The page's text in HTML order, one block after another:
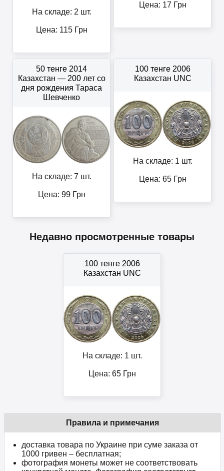
На складе: 2 шт.
Цена: 115Грн
Цена: 17 Грн
50 тенге 2014
Казахстан — 200 лет со
дня рождения Тараса
Шевченко
На складе: 7 шт.
Цена: 99Грн
100 тенге 2006
Казахстан UNC
На складе: 1 шт.
Цена: 65Грн
Недавно просмотренные товары
100 тенге 2006
Казахстан UNC
На складе: 1 шт.
Цена: 65Грн
Правила и примечания
доставка товара по Украине при суме заказа от
1000 гривен – бесплатная;
фотография монеты может не соответствовать